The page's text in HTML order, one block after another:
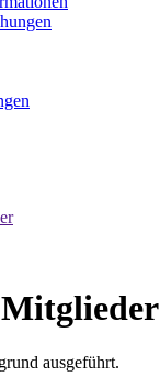
ausgeführt.